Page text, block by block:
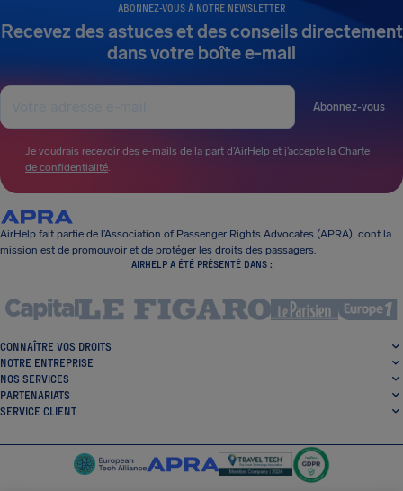
ABONNEZ-VOUS À NOTRE NEWSLETTER
Recevez des astuces et des conseils directement
dans votre boîte e-mail
Abonnez-vous
Je voudrais recevoir des e-mails de la part d’AirHelp et j’accepte la Charte
de confidentialité.
AirHelp fait partie de l’Association of Passenger Rights Advocates (APRA), dont la
mission est de promouvoir et de protéger les droits des passagers.
AIRHELP A ÉTÉ PRÉSENTÉ DANS :
CONNAÎTRE VOS DROITS
NOTRE ENTREPRISE
NOS SERVICES
PARTENARIATS
SERVICE CLIENT